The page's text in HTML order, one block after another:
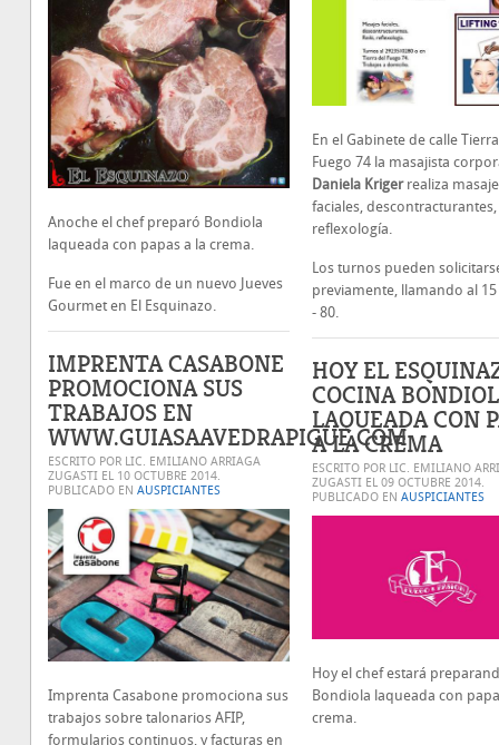
Anoche el chef preparó Bondiola
laqueada con papas a la crema.
Fue en el marco de un nuevo Jueves
Gourmet en El Esquinazo.
IMPRENTA CASABONE
PROMOCIONA SUS
TRABAJOS EN
WWW.GUIASAAVEDRAPIGUE.COM
ESCRITO POR LIC. EMILIANO ARRIAGA
ZUGASTI EL 10 OCTUBRE 2014.
PUBLICADO EN AUSPICIANTES
Imprenta Casabone promociona sus
trabajos sobre talonarios AFIP,
formularios continuos, y facturas en
En el Gabinete de calle
Fuego 74 la masajista
Daniela Krigerrealiza
faciales, descontracturantes,
reflexología.
Los turnos pueden
previamente, llamando al 15
- 80.
HOY EL
COCINA
LAQUEADA CON
A LA CREMA
ESCRITO POR LIC. EMILIANO
ZUGASTI EL 09 OCTUBRE 2014.
PUBLICADO EN AUSPICIANTES
Hoy el chef estará
Bondiola laqueada con
crema.